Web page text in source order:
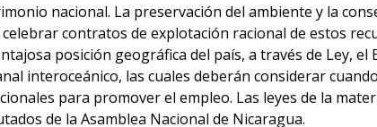
nacional. La preservación del ambiente y la
contratos de explotación racional de estos
posición geográfica del país, a través de Ley,
interoceánico, las cuales deberán considerar
para promover el empleo. Las leyes de la
de la Asamblea Nacional de Nicaragua.